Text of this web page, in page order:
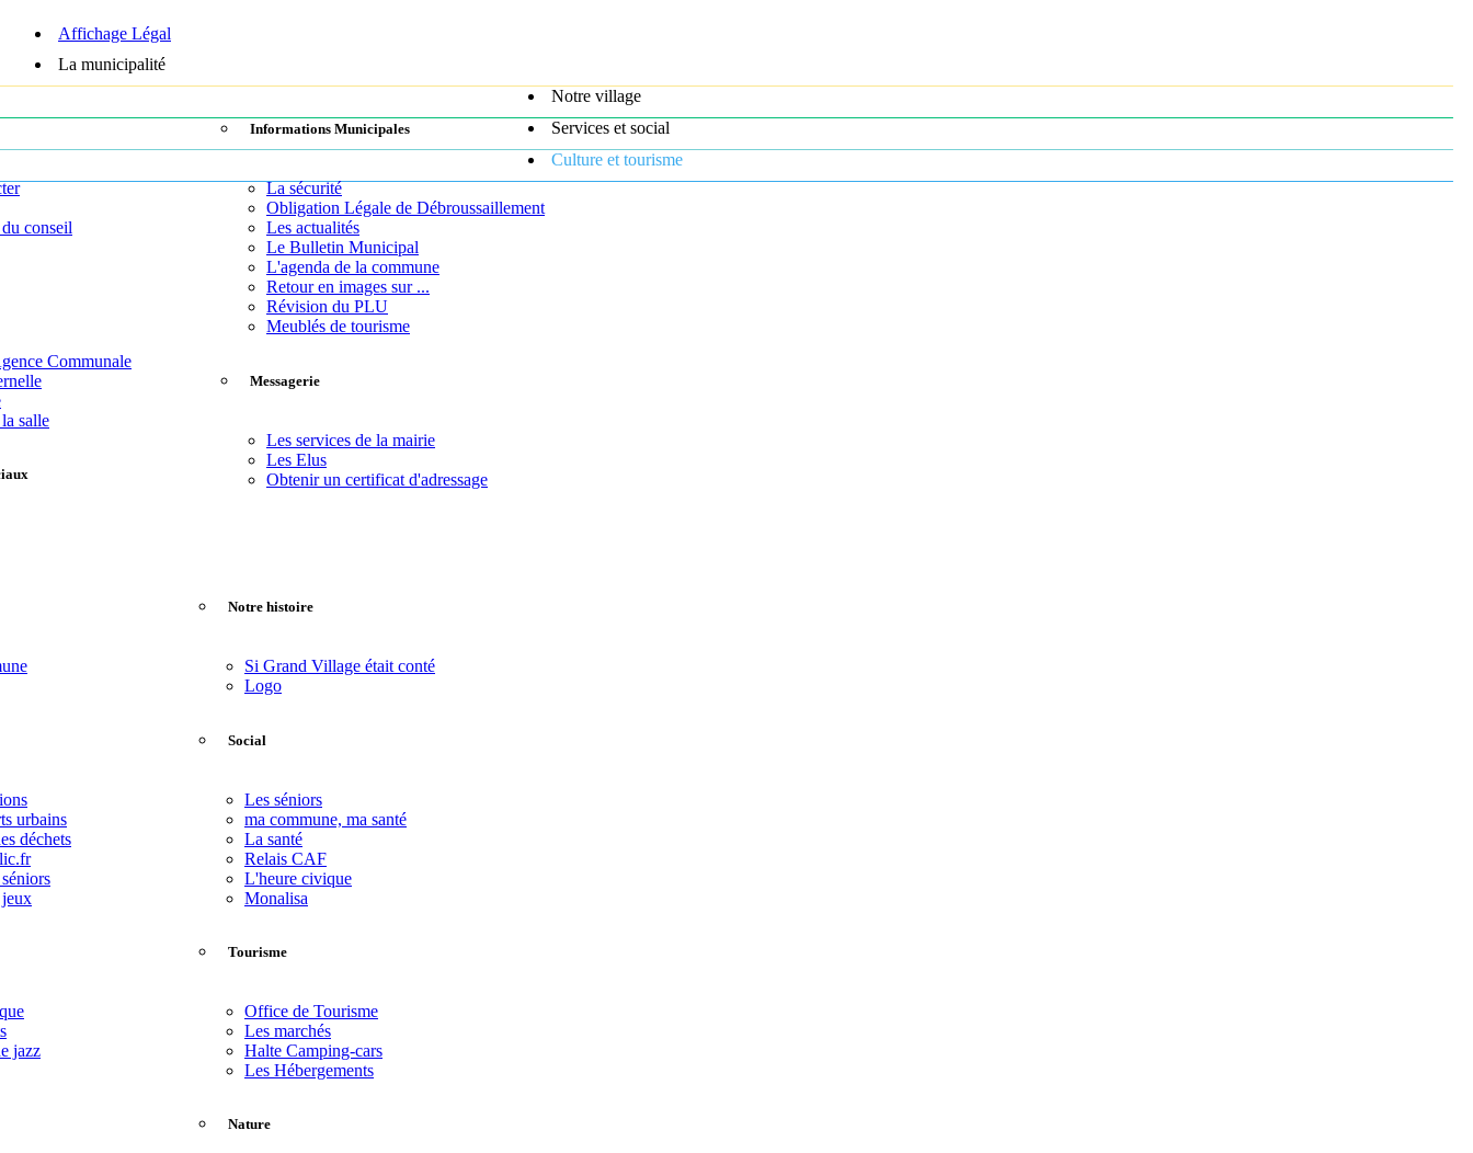
Affichage Légal
La municipalité
conseil
Communale
salle
Informations Municipales
La sécurité
Obligation Légale de Débroussaillement
Les actualités
Le Bulletin Municipal
L'agenda de la commune
Retour en images sur ...
Révision du PLU
Meublés de tourisme
Messagerie
Les services de la mairie
Les Elus
Obtenir un certificat d'adressage
Notre village
Notre histoire
Si Grand Village était conté
Logo
Services et social
urbains
déchets
jeux
Social
Les séniors
ma commune, ma santé
La santé
Relais CAF
L'heure civique
Monalisa
Culture et tourisme
jazz
Tourisme
Office de Tourisme
Les marchés
Halte Camping-cars
Les Hébergements
Nature